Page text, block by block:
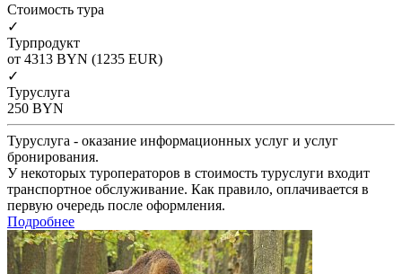
Cтоимость тура
✓
Турпродукт
от 4313 BYN (1235 EUR)
✓
Туруслуга
250 BYN
Туруслуга - оказание информационных услуг и услуг
бронирования.
У некоторых туроператоров в стоимость туруслуги входит
транспортное обслуживание. Как правило, оплачивается в
первую очередь после оформления.
Подробнее